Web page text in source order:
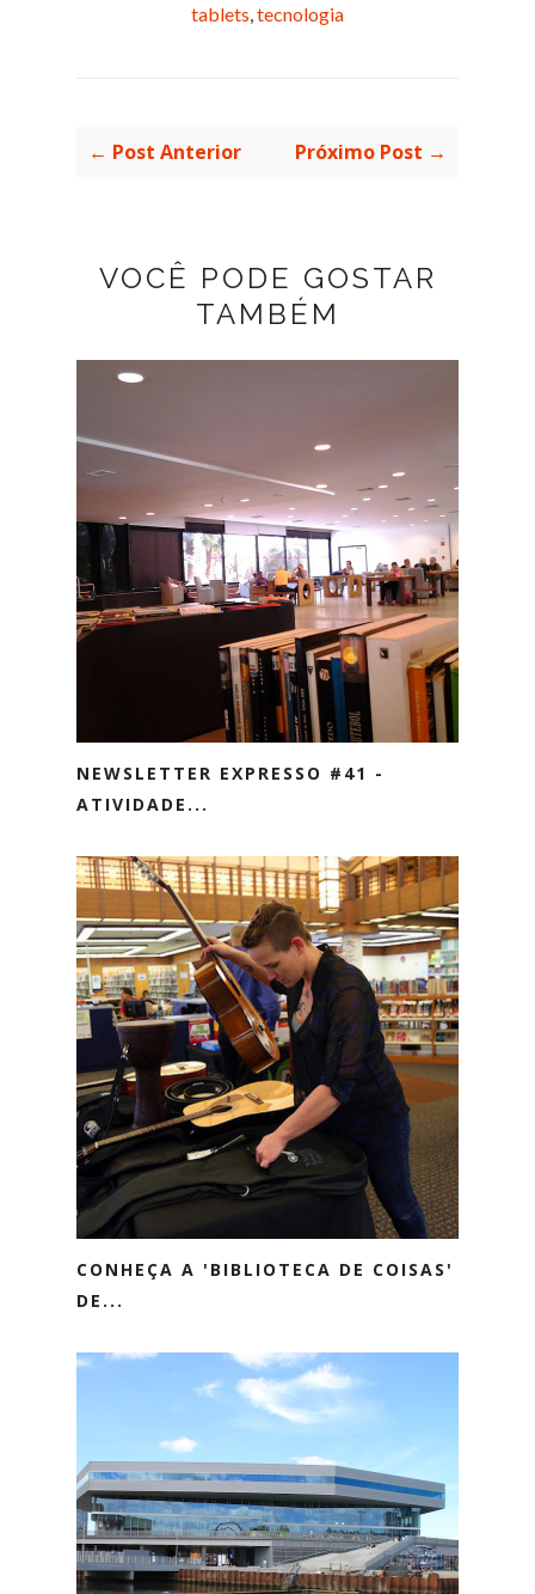
tablets tecnologia
← Post Anterior Próximo Post →
VOCÊ PODE GOSTAR
TAMBÉM
NEWSLETTER EXPRESSO #41 -
ATIVIDADE...
CONHEÇA A 'BIBLIOTECA DE COISAS'
DE...